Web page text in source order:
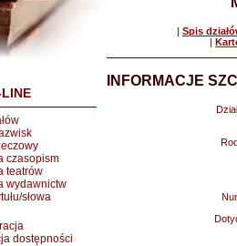
czasopism
teatrów
wydawnictw
słowa
dostępności
| Spis
|
INFORMACJE